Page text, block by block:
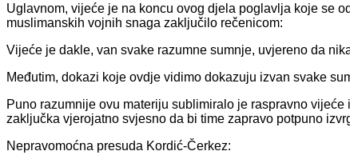
Uglavnom, vijeće je na koncu ovog djela poglavlja koje se
muslimanskih vojnih snaga zaključilo rečenicom:
Vijeće je dakle, van svake razumne sumnje, uvjereno da
Međutim, dokazi koje ovdje vidimo dokazuju izvan svake
Puno razumnije ovu materiju sublimiralo je raspravno
zaključka vjerojatno svjesno da bi time zapravo potpuno
Nepravomoćna presuda Kordić-Čerkez: